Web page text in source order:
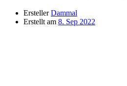
Ersteller Dammal
Erstellt am 8. Sep 2022